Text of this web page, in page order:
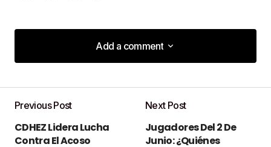
Add a comment
Add a comment
publicada. Los campos obligatorios están
marcados con
Previous Post
CDHEZ Lidera Lucha
Contra El Acoso
Next Post
Jugadores Del 2 De
Junio: ¿Quiénes